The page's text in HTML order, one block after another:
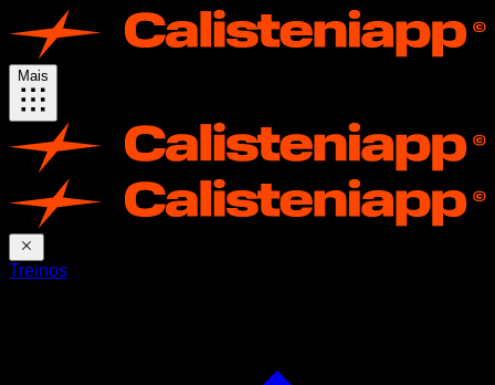
Mais
Treinos